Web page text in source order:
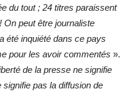
du tout ; 24 titres paraissent
peut être journaliste
été inquiété dans ce pays
pour les avoir commentés ».
de la presse ne signifie
pas la diffusion de